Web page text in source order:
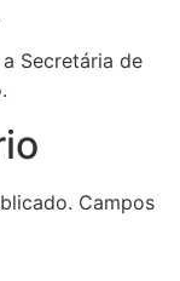
Secretária de
Campos